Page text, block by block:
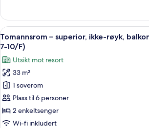
Lounge
Access
Standard
Room
With
Lounge
Access
Åpne
alle
bildene
av
Tomannsrom
–
superior,
ikke-
røyk,
7
Tomannsrom – superior, ikke-røyk,
7-10/F)
Utsikt mot resort
33 m²
1 soverom
Plass til 6 personer
2 enkeltsenger
Wi-fi inkludert